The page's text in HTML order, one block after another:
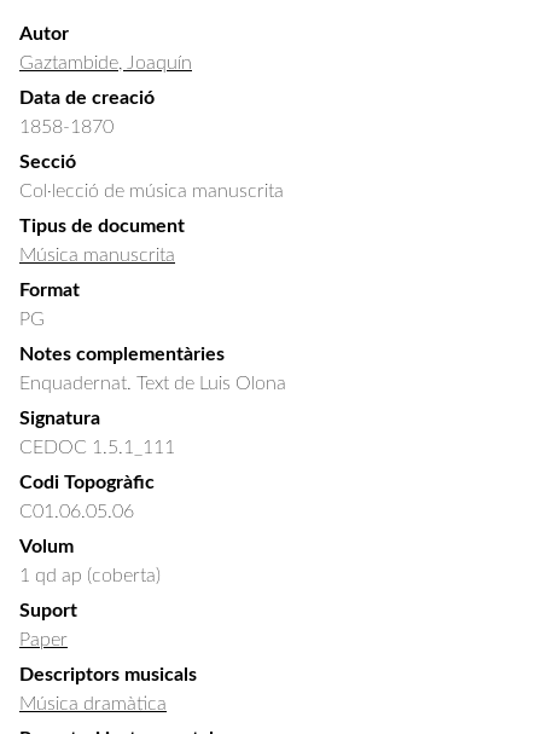
Autor
Gaztambide, Joaquín
Data de creació
1858-1870
Secció
Col·lecció de música manuscrita
Tipus de document
Música manuscrita
Format
PG
Notes complementàries
Enquadernat. Text de Luis Olona
Signatura
CEDOC 1.5.1_111
Codi Topogràfic
C01.06.05.06
Volum
1 qd ap (coberta)
Suport
Paper
Descriptors musicals
Música dramàtica